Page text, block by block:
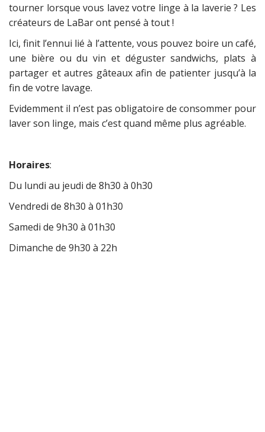
tourner lorsque vous lavez votre linge à la laverie ? Les
créateurs de LaBar ont pensé à tout !
Ici, finit l’ennui lié à l’attente, vous pouvez boire un café,
une bière ou du vin et déguster sandwichs, plats à
partager et autres gâteaux afin de patienter jusqu’à la
fin de votre lavage.
Evidemment il n’est pas obligatoire de consommer pour
laver son linge, mais c’est quand même plus agréable.
Horaires:
Du lundi au jeudi de 8h30 à 0h30
Vendredi de 8h30 à 01h30
Samedi de 9h30 à 01h30
Dimanche de 9h30 à 22h